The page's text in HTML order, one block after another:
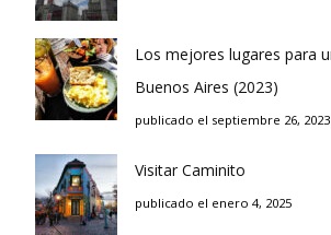
Los mejores lugares para
Buenos Aires (2023)
publicado el septiembre 26, 2023
Visitar Caminito
publicado el enero 4, 2025